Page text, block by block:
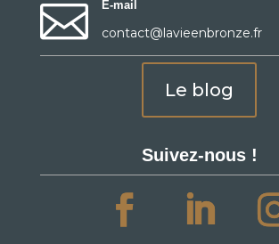
 E-mail
contact@lavieenbronze.fr
Le blog
Suivez-nous !